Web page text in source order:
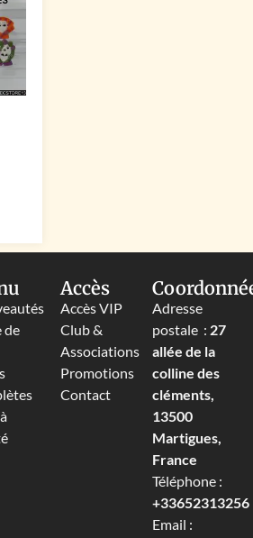
de
Accès
Accès VIP
Club &
Associations
Promotions
Contact
Adresse
postale : 27
allée de la
colline des
cléments,
13500
Martigues,
France
Téléphone :
+33652313256‬
Email :